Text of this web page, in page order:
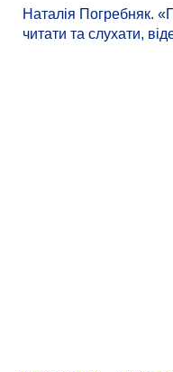
Наталія Погребняк.
читати та слухати,